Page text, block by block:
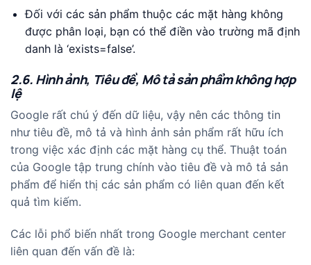
Đối với các sản phẩm thuộc các mặt hàng không
được phân loại, bạn có thể điền vào trường mã định
danh là ‘exists=false’.
2.6. Hình ảnh, Tiêu đề, Mô tả sản phẩm không hợp
lệ
Google rất chú ý đến dữ liệu, vậy nên các thông tin
như tiêu đề, mô tả và hình ảnh sản phẩm rất hữu ích
trong việc xác định các mặt hàng cụ thể. Thuật toán
của Google tập trung chính vào tiêu đề và mô tả sản
phẩm để hiển thị các sản phẩm có liên quan đến kết
quả tìm kiếm.
Các lỗi phổ biến nhất trong Google merchant center
liên quan đến vấn đề là: